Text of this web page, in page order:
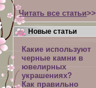
Читать все статьи>>
Новые статьи
Какие используют
черные камни в
ювелирных
украшениях?
Как правильно